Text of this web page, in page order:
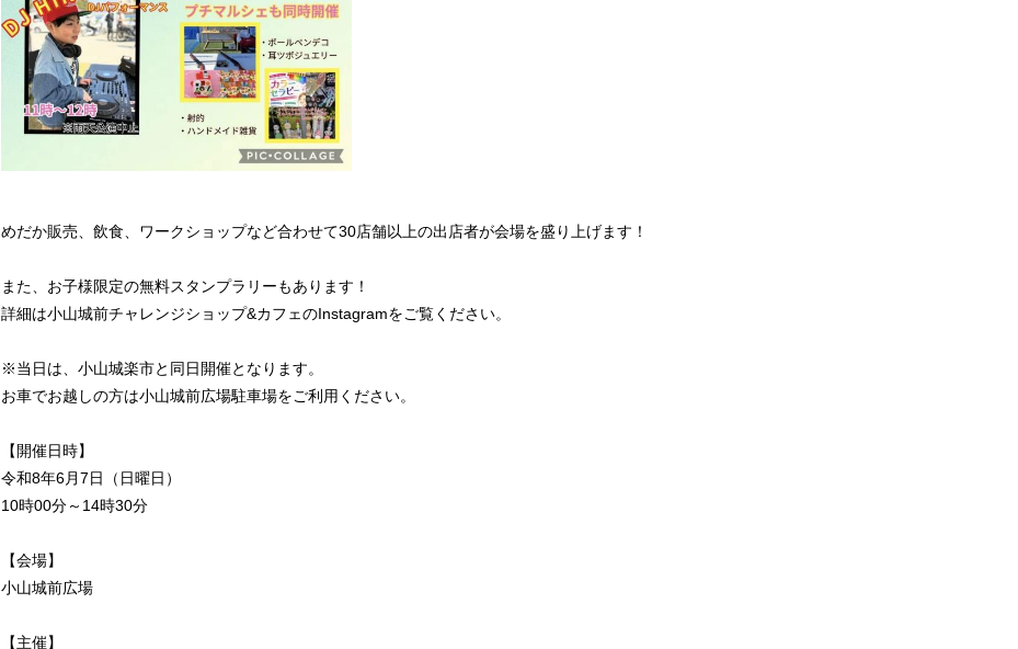
めだか販売、飲食、ワークショップなど合わせて30店舗以上の出店者が会場を盛り上げます！
また、お子様限定の無料スタンプラリーもあります！
詳細は小山城前チャレンジショップ&カフェのInstagramをご覧ください。
※当日は、小山城楽市と同日開催となります。
お車でお越しの方は小山城前広場駐車場をご利用ください。
【開催日時】
令和8年6月7日（日曜日）
10時00分～ 14時30分
【会場】
小山城前広場
【主催】